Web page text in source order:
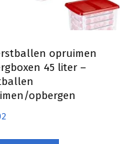
opruimen
45 liter –
opbergen